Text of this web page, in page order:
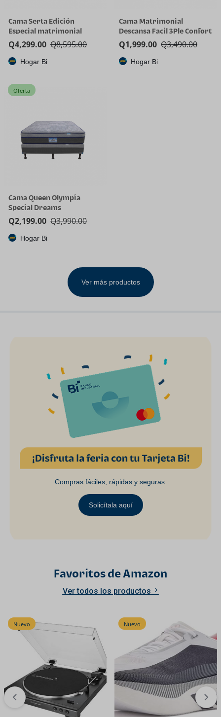
Cama Serta Edición
Especial matrimonial
Q8,595.00
Q4,299.00
Hogar Bi
Cama Matrimonial
Descansa Facil 3Ple Confort
Q3,490.00
Q1,999.00
Hogar Bi
Oferta
Cama Queen Olympia
Special Dreams
Q3,990.00
Q2,199.00
Hogar Bi
Ver más productos
Compras fáciles, rápidas y seguras.
Solicítala aquí
Favoritos de Amazon
Ver todos los productos
Nuevo Nuevo